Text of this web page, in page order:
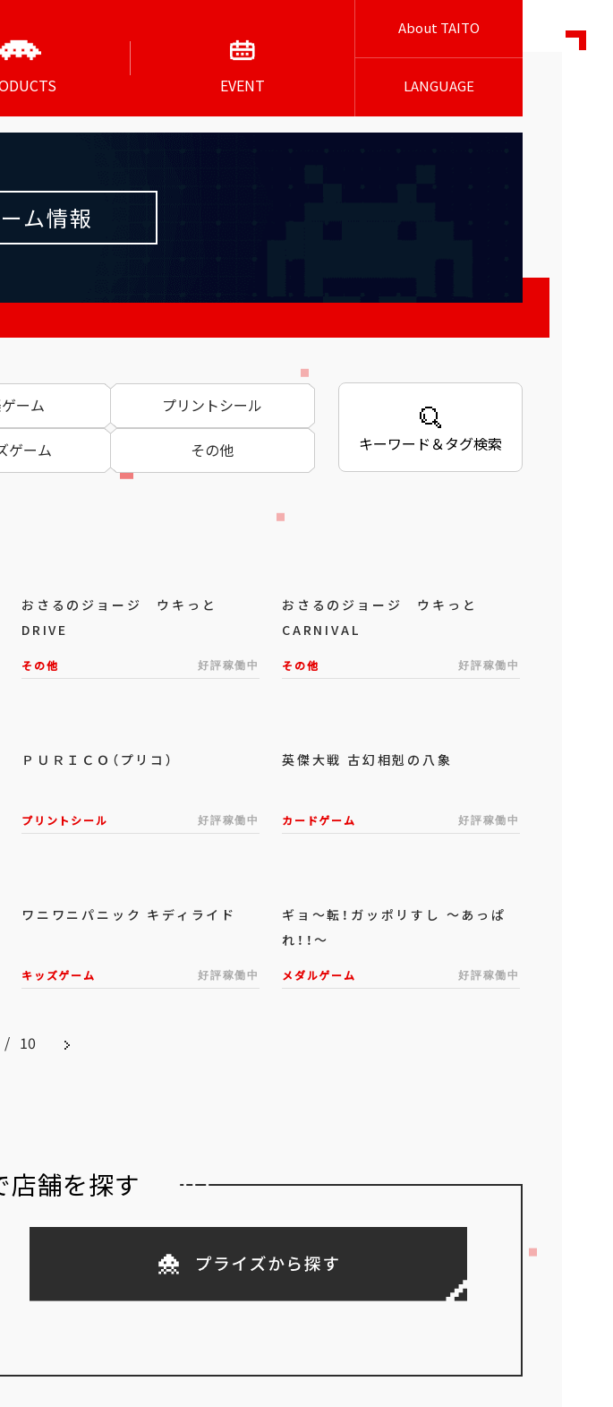
EVENT
About TAITO
LANGUAGE
ム情報
ーム プリントシール
ゲーム その他 キーワード＆タグ検索
おさるのジョージ ウキっと
DRIVE
その他 好評稼働中
おさるのジョージ ウキっと
CARNIVAL
その他 好評稼働中
ＰＵＲＩＣＯ（プリコ）
プリントシール 好評稼働中
英傑大戦 古幻相剋の八象
カードゲーム 好評稼働中
ワニワニパニック キディライド
キッズゲーム 好評稼働中
ギョ～転！ガッポリすし ～あっぱ
れ！！～
メダルゲーム 好評稼働中
/ 10
店舗を探す